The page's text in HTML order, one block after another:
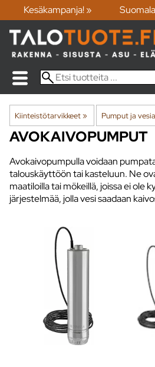
Kesäkampanja! »
Kiinteistötarvikkeet‪» Pumput ja
AVOKAIVOPUMPUT
Avokaivopumpulla voidaan
talouskäyttöön tai kasteluun. Ne
maatiloilla tai mökeillä, joissa ei ole
järjestelmää, jolla vesi saadaan